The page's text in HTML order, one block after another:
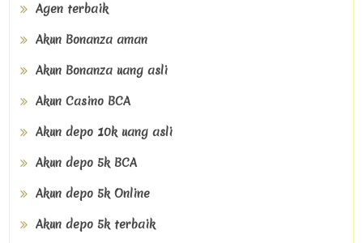
Agen terbaik
Akun Bonanza aman
Akun Bonanza uang asli
Akun Casino BCA
Akun depo 10k uang asli
Akun depo 5k BCA
Akun depo 5k Online
Akun depo 5k terbaik